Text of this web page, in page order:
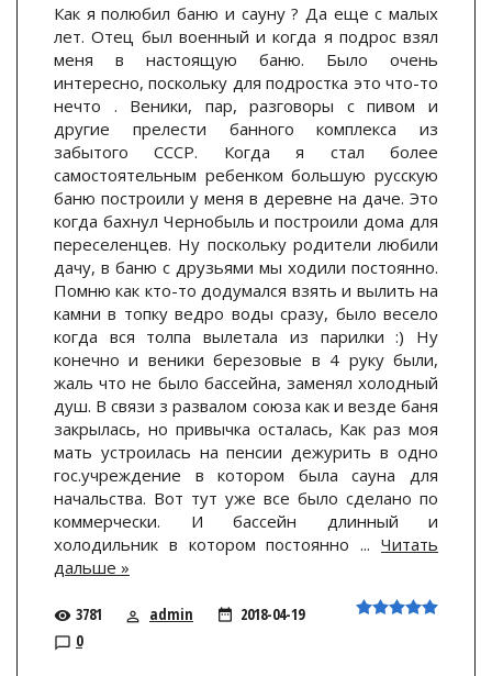
Как я полюбил баню и сауну ? Да еще с малых
лет. Отец был военный и когда я подрос взял
меня в настоящую баню. Было очень
интересно, поскольку для подростка это что-то
нечто . Веники, пар, разговоры с пивом и
другие прелести банного комплекса из
забытого СССР. Когда я стал более
самостоятельным ребенком большую русскую
баню построили у меня в деревне на даче. Это
когда бахнул Чернобыль и построили дома для
переселенцев. Ну поскольку родители любили
дачу, в баню с друзьями мы ходили постоянно.
Помню как кто-то додумался взять и вылить на
камни в топку ведро воды сразу, было весело
когда вся толпа вылетала из парилки :) Ну
конечно и веники березовые в 4 руку были,
жаль что не было бассейна, заменял холодный
душ. В связи з развалом союза как и везде баня
закрылась, но привычка осталась, Как раз моя
мать устроилась на пенсии дежурить в одно
гос.учреждение в котором была сауна для
начальства. Вот тут уже все было сделано по
коммерчески. И бассейн длинный и
холодильник в котором постоянно ...Читать
дальше »
3781 admin
2018-04-19
0